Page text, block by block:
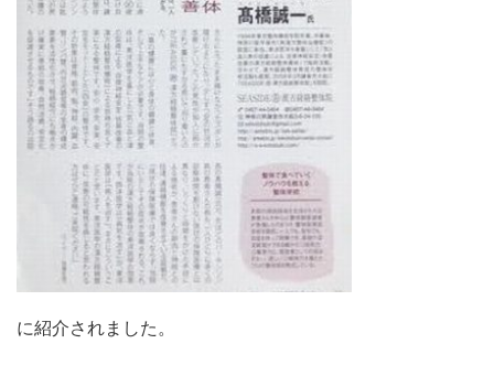
に紹介されました。